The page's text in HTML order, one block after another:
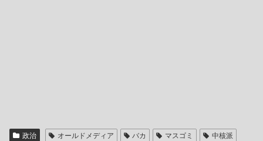
政治 オールドメディア バカ マスゴミ
中核派